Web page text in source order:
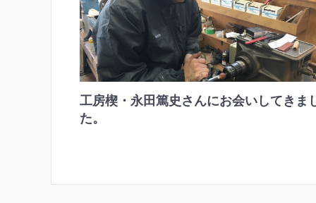
工房楔・永田篤史さんにお会いしてきま
た。